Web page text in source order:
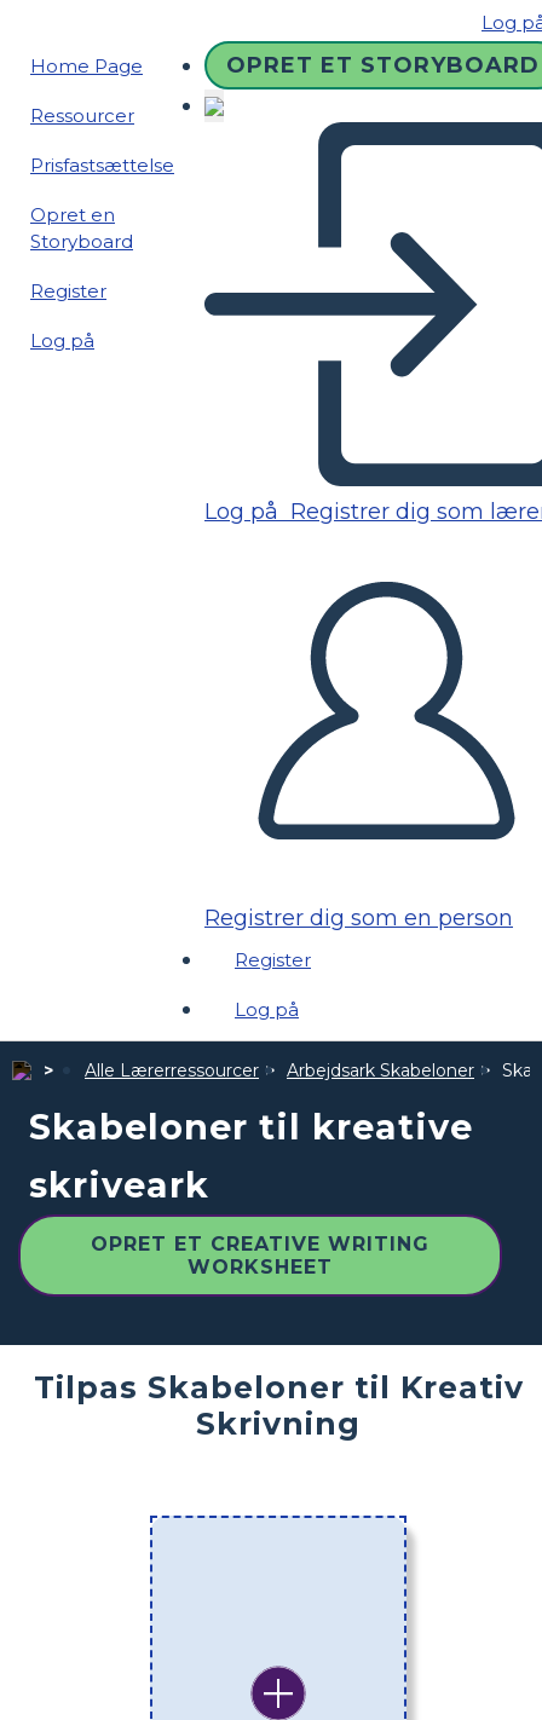
Log
Home Page
Ressourcer
Prisfastsættelse
Opret en
Storyboard
Register
Log på
OPRET ET STORYBOARD
Log på Registrer dig som
Registrer dig som en person
Register
Log på
Alle Lærerressourcer Arbejdsark Skabeloner
Skabeloner til kreative
skriveark
OPRET ET CREATIVE WRITING
WORKSHEET
Tilpas Skabeloner til Kreativ
Skrivning